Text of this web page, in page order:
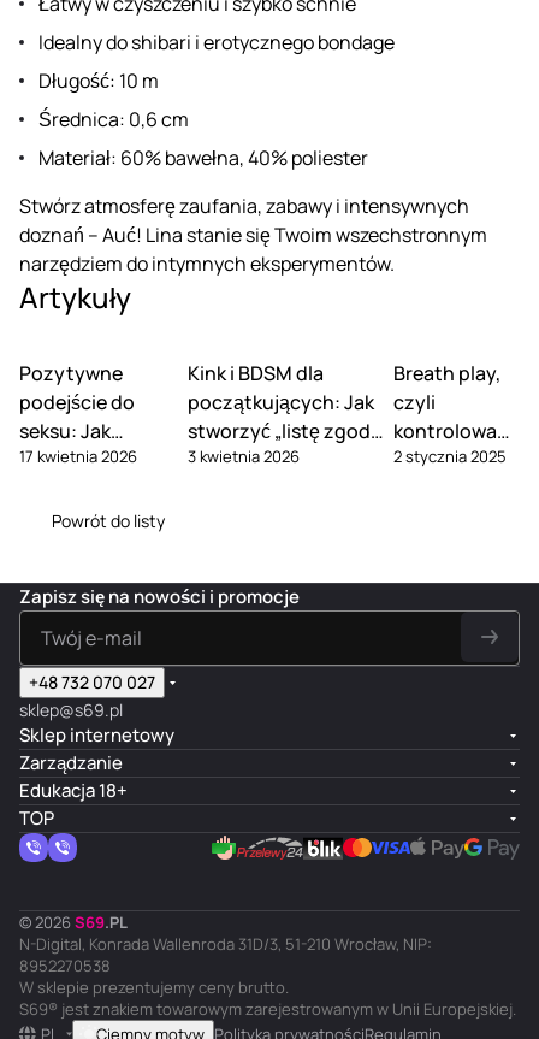
Idealny do shibari i erotycznego bondage
Długość: 10 m
Średnica: 0,6 cm
Materiał: 60% bawełna, 40% poliester
Stwórz atmosferę zaufania, zabawy i intensywnych
doznań – Auć! Lina stanie się Twoim wszechstronnym
narzędziem do intymnych eksperymentów.
Artykuły
Pozytywne
podejście do
seksu: Jak
przestać obwiniać
fantazje
17 kwietnia 2026
Kink i BDSM dla
początkujących: Jak
stworzyć „listę zgody”
i omówić słowa-
3 kwietnia 2026
Breath play,
czyli
kontrolowane
duszenie
2 stycznia 2025
Powrót do listy
Zapisz się na nowości i promocje
+48 732 070 027
sklep@s69.pl
Sklep internetowy
Zarządzanie
Edukacja 18+
TOP
© 2026 S69.PL
N-Digital, Konrada Wallenroda 31D/3, 51-210 Wrocław, NIP:
8952270538
W sklepie prezentujemy ceny brutto.
S69® jest znakiem towarowym zarejestrowanym w Unii Europejskiej.
PL
Ciemny motyw Polityka prywatnościRegulamin